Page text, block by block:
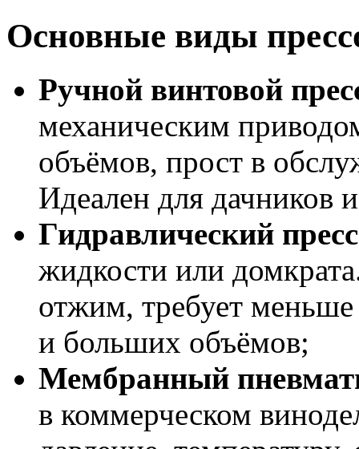
Основные виды
Ручной винтовой
механическим
объёмов, прост в
Идеален для дачников
Гидравлический пресс
жидкости или
отжим, требует
и больших объёмов;
Мембранный
в коммерческом